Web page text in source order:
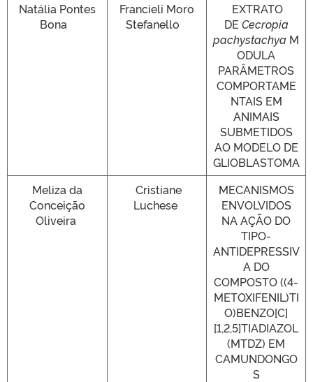
Natália Pontes
Bona
Francieli Moro
Stefanello
EXTRATO
DE Cecropia
pachystachya M
ODULA
PARÂMETROS
COMPORTAME
NTAIS EM
ANIMAIS
SUBMETIDOS
AO MODELO DE
GLIOBLASTOMA
Meliza da
Conceição
Oliveira
Cristiane
Luchese
MECANISMOS
ENVOLVIDOS
NA AÇÃO DO
TIPO-
ANTIDEPRESSIV
A DO
COMPOSTO ((4-
METOXIFENIL)TI
O)BENZO[C]
[1,2,5]TIADIAZOL
(MTDZ) EM
CAMUNDONGO
S